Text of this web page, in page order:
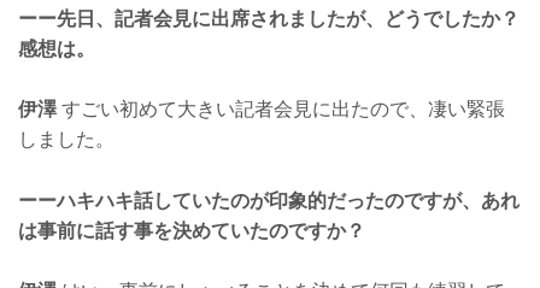
ーー先日、記者会見に出席されましたが、どうでしたか？
感想は。
伊澤すごい初めて大きい記者会見に出たので、凄い緊張
しました。
ーーハキハキ話していたのが印象的だったのですが、あれ
は事前に話す事を決めていたのですか？